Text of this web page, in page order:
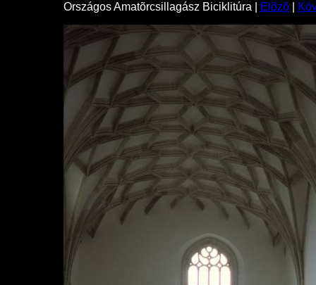
Országos Amatõrcsillagász Biciklitúra | Elõzõ